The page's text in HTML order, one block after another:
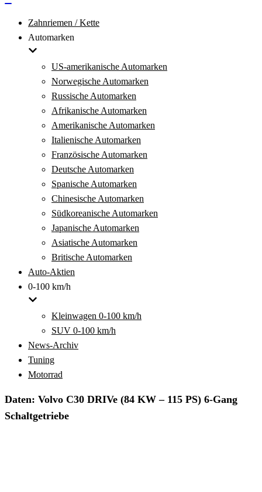
Zahnriemen / Kette
Automarken
US-amerikanische Automarken
Norwegische Automarken
Russische Automarken
Afrikanische Automarken
Amerikanische Automarken
Italienische Automarken
Französische Automarken
Deutsche Automarken
Spanische Automarken
Chinesische Automarken
Südkoreanische Automarken
Japanische Automarken
Asiatische Automarken
Britische Automarken
Auto-Aktien
0-100 km/h
Kleinwagen 0-100 km/h
SUV 0-100 km/h
News-Archiv
Tuning
Motorrad
Daten: Volvo C30 DRIVe (84 KW – 115 PS) 6-Gang
Schaltgetriebe